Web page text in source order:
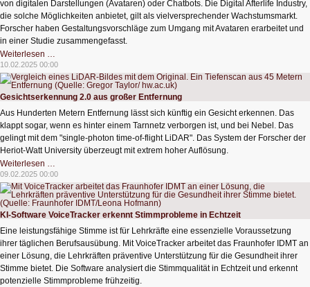
von digitalen Darstellungen (Avataren) oder Chatbots. Die Digital Afterlife Industry,
die solche Möglichkeiten anbietet, gilt als vielversprechender Wachstumsmarkt.
Forscher haben Gestaltungsvorschläge zum Umgang mit Avataren erarbeitet und
in einer Studie zusammengefasst.
Weiterlesen …
unsterblich?
10.02.2025 00:00
Gesichtserkennung 2.0 aus großer Entfernung
Aus Hunderten Metern Entfernung lässt sich künftig ein Gesicht erkennen. Das
klappt sogar, wenn es hinter einem Tarnnetz verborgen ist, und bei Nebel. Das
gelingt mit dem "single-photon time-of-flight LiDAR". Das System der Forscher der
Heriot-Watt University überzeugt mit extrem hoher Auflösung.
Weiterlesen …
2.0
aus
großer
Entfernung
09.02.2025 00:00
KI-Software VoiceTracker erkennt Stimmprobleme in Echtzeit
Eine leistungsfähige Stimme ist für Lehrkräfte eine essenzielle Voraussetzung
ihrer täglichen Berufsausübung. Mit VoiceTracker arbeitet das Fraunhofer IDMT an
einer Lösung, die Lehrkräften präventive Unterstützung für die Gesundheit ihrer
Stimme bietet. Die Software analysiert die Stimmqualität in Echtzeit und erkennt
potenzielle Stimmprobleme frühzeitig.